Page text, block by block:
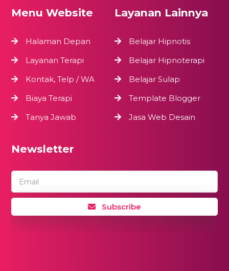
Menu Website
Halaman Depan
Layanan Terapi
Kontak, Telp / WA
Biaya Terapi
Tanya Jawab
Layanan Lainnya
Belajar Hipnotis
Belajar Hipnoterapi
Belajar Sulap
Template Blogger
Jasa Web Desain
Newsletter
Email
Subscribe